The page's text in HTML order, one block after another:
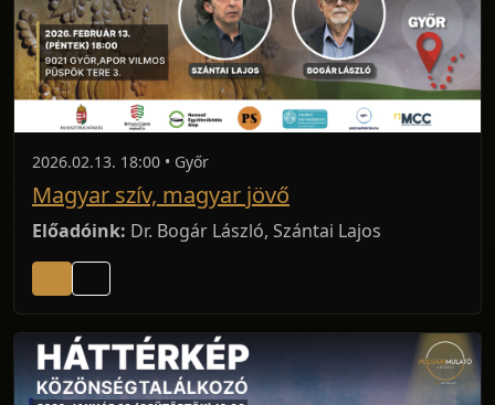
2026.02.13. 18:00 • Győr
Magyar szív, magyar jövő
Előadóink: Dr. Bogár László, Szántai Lajos